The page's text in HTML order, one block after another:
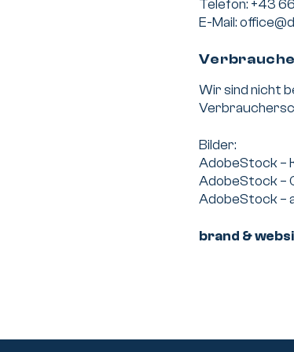
KontaktTelefon: +43
E-Mail:
Wir sind nicht
Bilder:
AdobeStock –
AdobeStock –
AdobeStock –
brand &